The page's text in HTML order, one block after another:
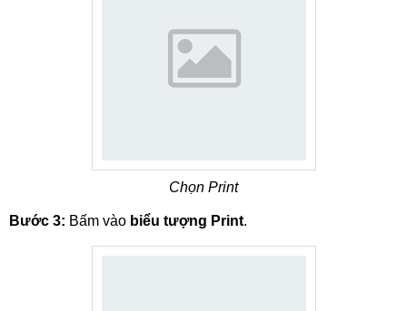
Chọn Print
Bước 3: Bấm vào biểu tượng Print.